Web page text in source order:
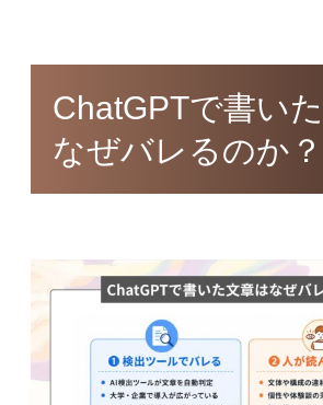
ChatGPTで書い
なぜバレるのか？